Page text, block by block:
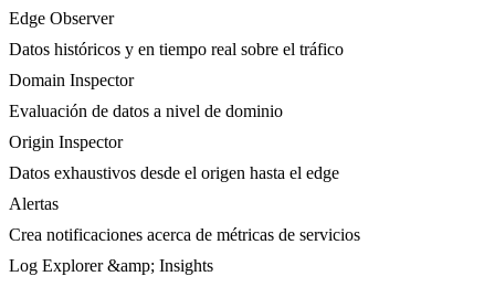
Edge Observer
Datos históricos y en tiempo real sobre el tráfico
Domain Inspector
Evaluación de datos a nivel de dominio
Origin Inspector
Datos exhaustivos desde el origen hasta el edge
Alertas
Crea notificaciones acerca de métricas de servicios
Log Explorer &amp; Insights